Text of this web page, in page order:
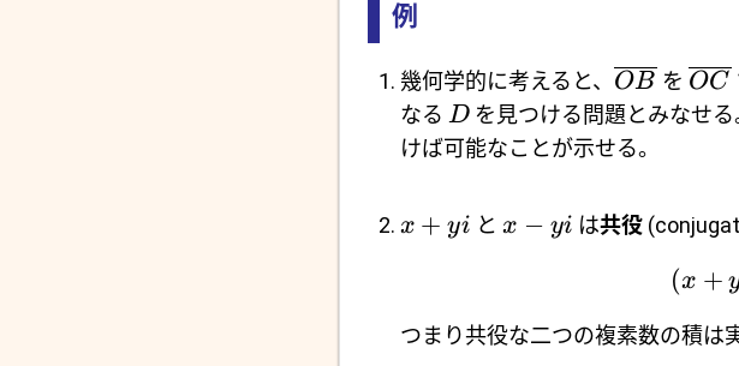
例
幾何学的に考えると、 OB を OC
なる D を見つける問題とみなせ
けば可能なことが示せる。
x + yi と x − yi は共役
(x +
つまり共役な二つの複素数の積は